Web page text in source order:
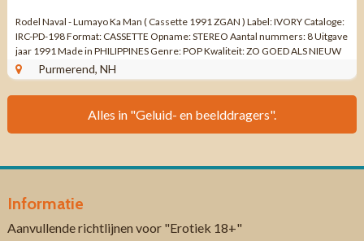
Rodel Naval - Lumayo Ka Man ( Cassette 1991 ZGAN ) Label: IVORY Cataloge:
IRC-PD-198 Format: CASSETTE Opname: STEREO Aantal nummers: 8 Uitgave
jaar 1991 Made in PHILIPPINES Genre: POP Kwaliteit: ZO GOED ALS NIEUW
Extra: ...Purmerend, NH
Alles in "Geluid- en beelddragers".
Informatie
Aanvullende richtlijnen voor "Erotiek 18+"